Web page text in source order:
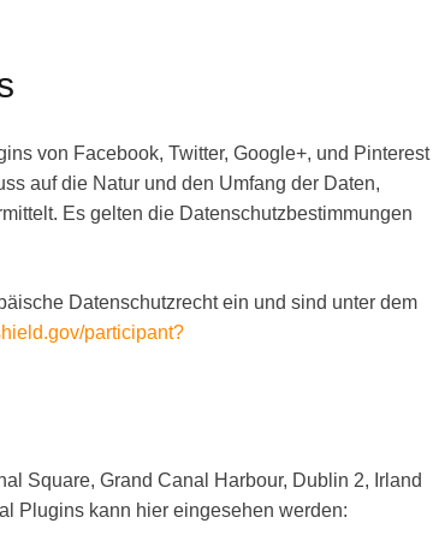
von Facebook, Twitter, Google+, und Pinterest
auf die Natur und den Umfang der Daten,
Es gelten die Datenschutzbestimmungen
Datenschutzrecht ein und sind unter dem
participant?
Square, Grand Canal Harbour, Dublin 2, Irland
Plugins kann hier eingesehen werden: